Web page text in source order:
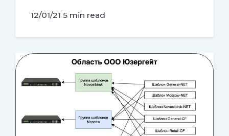
12/01/21 5 min read